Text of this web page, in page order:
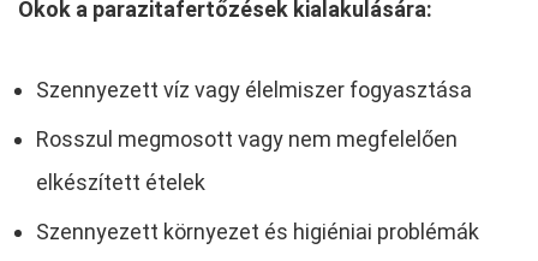
Okok a parazitafertőzések kialakulására:
Szennyezett víz vagy élelmiszer fogyasztása
Rosszul megmosott vagy nem megfelelően
elkészített ételek
Szennyezett környezet és higiéniai problémák